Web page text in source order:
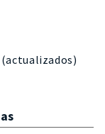
(actualizados)